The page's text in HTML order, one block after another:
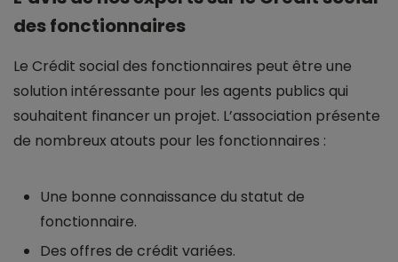
des fonctionnaires
Le Crédit social des fonctionnaires peut être une
solution intéressante pour les agents publics qui
souhaitent financer un projet. L’association présente
de nombreux atouts pour les fonctionnaires :
Une bonne connaissance du statut de
fonctionnaire.
Des offres de crédit variées.